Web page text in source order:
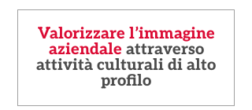
Valorizzare l’immagine
aziendale attraverso
attività culturali di alto
profilo